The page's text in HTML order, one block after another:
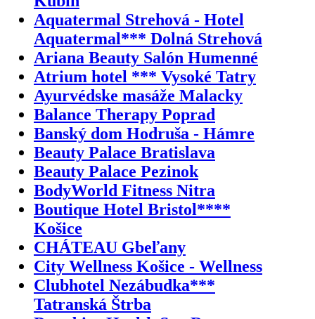
Aquatermal Strehová - Hotel
Aquatermal*** Dolná Strehová
Ariana Beauty Salón Humenné
Atrium hotel *** Vysoké Tatry
Ayurvédske masáže Malacky
Balance Therapy Poprad
Banský dom Hodruša - Hámre
Beauty Palace Bratislava
Beauty Palace Pezinok
BodyWorld Fitness Nitra
Boutique Hotel Bristol****
Košice
CHÁTEAU Gbeľany
City Wellness Košice - Wellness
Clubhotel Nezábudka***
Tatranská Štrba